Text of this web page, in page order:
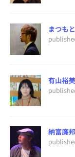
まつも
有山裕
納富廉邦